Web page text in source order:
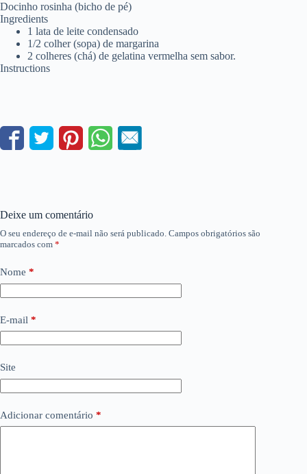
Docinho rosinha (bicho de pé)
Ingredients
1 lata de leite condensado
1/2 colher (sopa) de margarina
2 colheres (chá) de gelatina vermelha sem sabor.
Instructions
Deixe um comentário
O seu endereço de e-mail não será publicado. Campos obrigatórios são
marcados com *
Nome *
E-mail *
Site
Adicionar comentário *